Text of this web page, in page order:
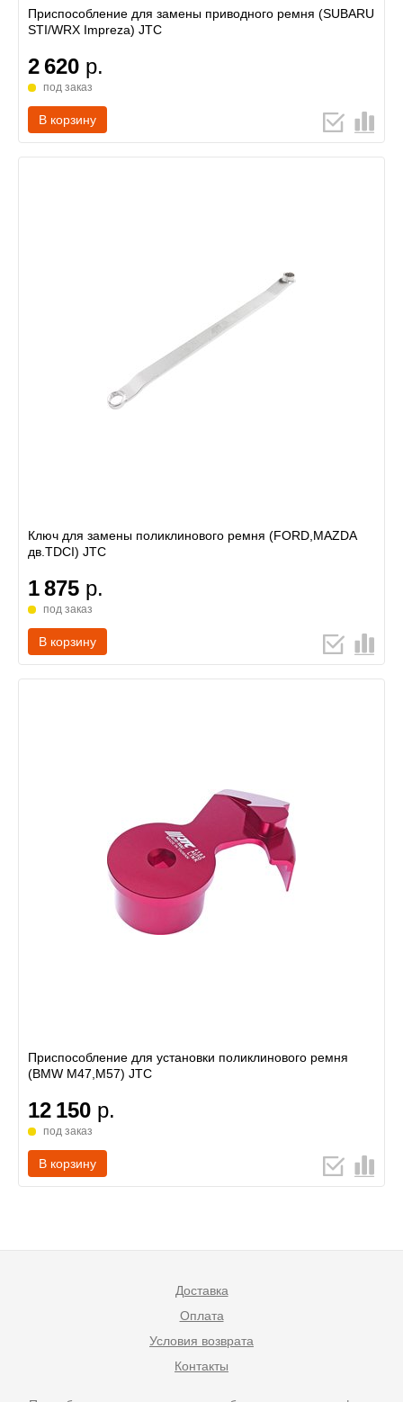
Приспособление для замены приводного ремня (SUBARU
STI/WRX Impreza) JTC
2 620 р.
под заказ
В корзину
Ключ для замены поликлинового ремня (FORD,MAZDA
дв.TDCI) JTC
1 875 р.
под заказ
В корзину
Приспособление для установки поликлинового ремня
(BMW M47,M57) JTC
12 150 р.
под заказ
В корзину
Доставка
Оплата
Условия возврата
Контакты